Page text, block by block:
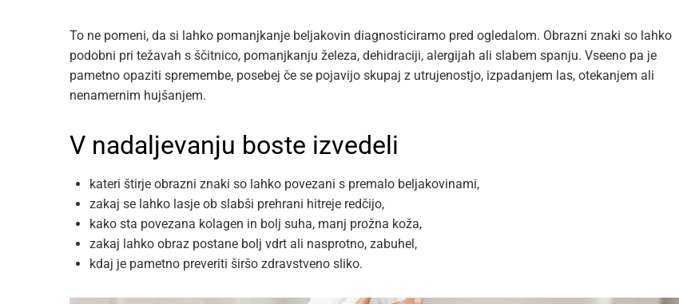
To ne pomeni, da si lahko pomanjkanje beljakovin diagnosticiramo pred ogledalom. Obrazni znaki so lahko
podobni pri težavah s ščitnico, pomanjkanju železa, dehidraciji, alergijah ali slabem spanju. Vseeno pa je
pametno opaziti spremembe, posebej če se pojavijo skupaj z utrujenostjo, izpadanjem las, otekanjem ali
nenamernim hujšanjem.
V nadaljevanju boste izvedeli
kateri štirje obrazni znaki so lahko povezani s premalo beljakovinami,
zakaj se lahko lasje ob slabši prehrani hitreje redčijo,
kako sta povezana kolagen in bolj suha, manj prožna koža,
zakaj lahko obraz postane bolj vdrt ali nasprotno, zabuhel,
kdaj je pametno preveriti širšo zdravstveno sliko.